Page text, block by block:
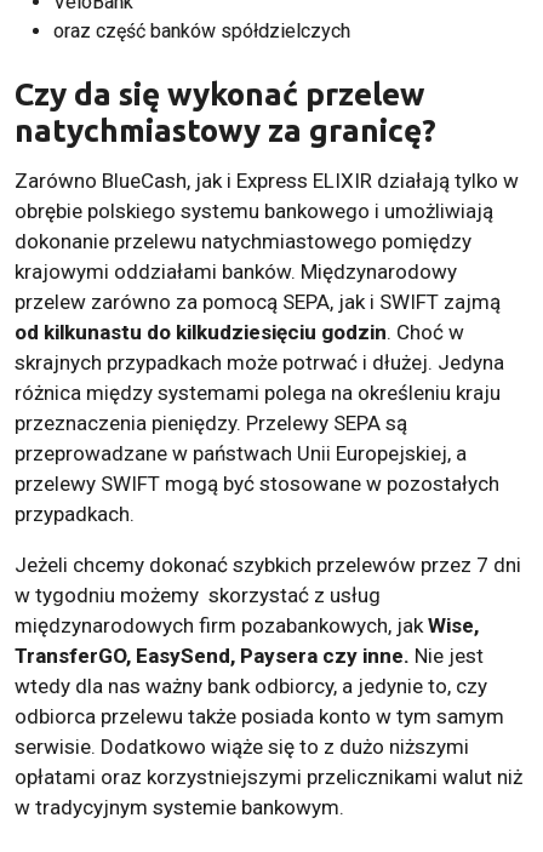
oraz część banków spółdzielczych
Czy da się wykonać przelew
natychmiastowy za granicę?
Zarówno BlueCash, jak i Express ELIXIR działają tylko w
obrębie polskiego systemu bankowego i umożliwiają
dokonanie przelewu natychmiastowego pomiędzy
krajowymi oddziałami banków. Międzynarodowy
przelew zarówno za pomocą SEPA, jak i SWIFT zajmą
od kilkunastu do kilkudziesięciu godzin. Choć w
skrajnych przypadkach może potrwać i dłużej. Jedyna
różnica między systemami polega na określeniu kraju
przeznaczenia pieniędzy. Przelewy SEPA są
przeprowadzane w państwach Unii Europejskiej, a
przelewy SWIFT mogą być stosowane w pozostałych
przypadkach.
Jeżeli chcemy dokonać szybkich przelewów przez 7 dni
w tygodniu możemy skorzystać z usług
międzynarodowych firm pozabankowych, jakWise,
TransferGO, EasySend, Paysera czy inne. Nie jest
wtedy dla nas ważny bank odbiorcy, a jedynie to, czy
odbiorca przelewu także posiada konto w tym samym
serwisie. Dodatkowo wiąże się to z dużo niższymi
opłatami oraz korzystniejszymi przelicznikami walut niż
w tradycyjnym systemie bankowym.